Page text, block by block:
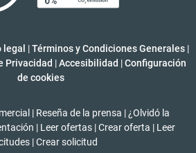
legal |Términos y Condiciones Generales |
Privacidad | Accesibilidad | Configuración
de cookies
| Reseña de la prensa | ¿Olvidó la
| Leer ofertas | Crear oferta | Leer
|Crear solicitud